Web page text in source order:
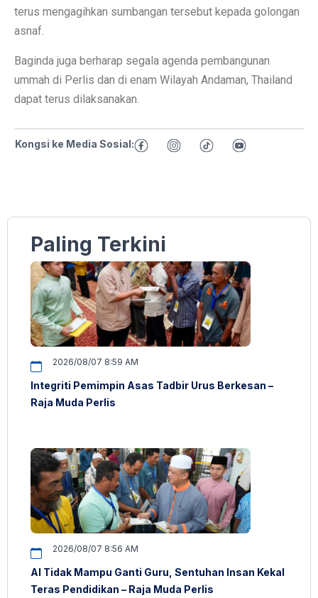
terus mengagihkan sumbangan tersebut kepada golongan
asnaf.
Baginda juga berharap segala agenda pembangunan
ummah di Perlis dan di enam Wilayah Andaman, Thailand
dapat terus dilaksanakan.
Kongsi ke Media Sosial:
Paling Terkini
2026/08/07 8:59 AM
Integriti Pemimpin Asas Tadbir Urus Berkesan –
Raja Muda Perlis
2026/08/07 8:56 AM
AI Tidak Mampu Ganti Guru, Sentuhan Insan Kekal
Teras Pendidikan – Raja Muda Perlis